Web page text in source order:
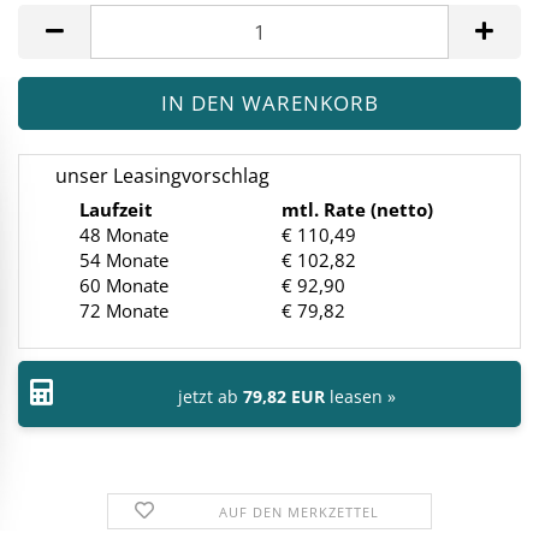
unser Leasingvorschlag
Laufzeit
mtl. Rate (netto)
48 Monate
€ 110,49
54 Monate
€ 102,82
60 Monate
€ 92,90
72 Monate
€ 79,82
jetzt ab 79,82 EUR leasen »
AUF DEN MERKZETTEL